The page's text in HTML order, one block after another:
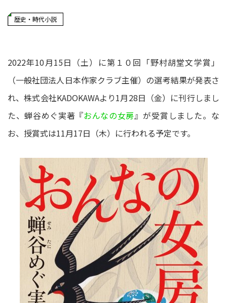
歴史・時代小説
2022年10月15日（土）に第１０回「野村胡堂文学賞」
（一般社団法人日本作家クラブ主催）の選考結果が発表さ
れ、株式会社KADOKAWAより1月28日（金）に刊行しまし
た、蝉谷めぐ実著『おんなの女房』が受賞しました。な
お、授賞式は11月17日（木）に行われる予定です。